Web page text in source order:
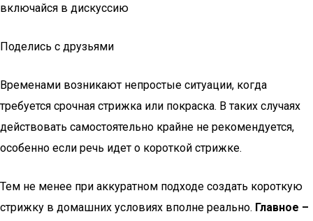
включайся в дискуссию
Поделись с друзьями
Временами возникают непростые ситуации, когда
требуется срочная стрижка или покраска. В таких случаях
действовать самостоятельно крайне не рекомендуется,
особенно если речь идет о короткой стрижке.
Тем не менее при аккуратном подходе создать короткую
стрижку в домашних условиях вполне реально. Главное –